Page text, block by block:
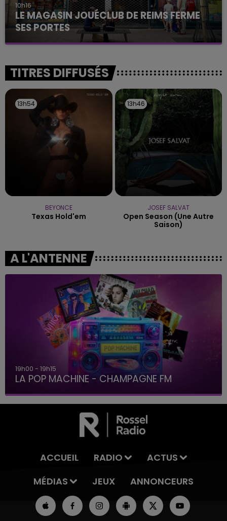
10h16
LE MAGASIN JOUÉCLUB DE REIMS FERME
SES PORTES
C'était l'une des institutions du centre-ville
fermer ses portes.
TITRES DIFFUSÉS
13h54
13h54
BEYONCE
Texas Hold'em
13h46
13h46
JOSEF SALVAT
Open Season (une Autre
Saison)
A L'ANTENNE
19h00 - 19h15
LA POP MACHINE - CHAMPAGNE FM
ACCUEIL RADIO
ACTUS
MÉDIAS
JEUX ANNONCEURS